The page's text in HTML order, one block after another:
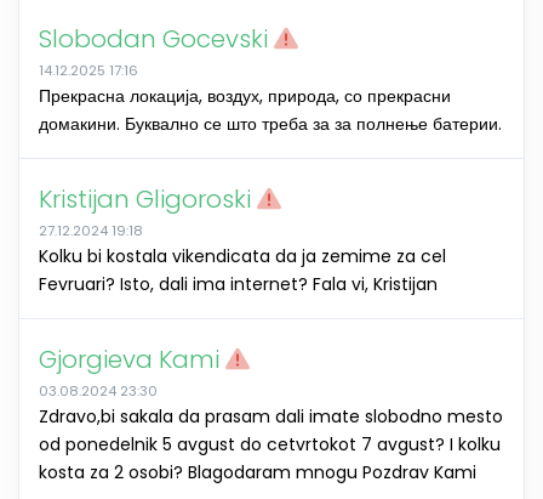
Slobodan Gocevski
14.12.2025 17:16
Прекрасна локација, воздух, природа, со прекрасни
домакини. Буквално се што треба за за полнење батерии.
Kristijan Gligoroski
27.12.2024 19:18
Kolku bi kostala vikendicata da ja zemime za cel
Fevruari? Isto, dali ima internet? Fala vi, Kristijan
Gjorgieva Kami
03.08.2024 23:30
Zdravo,bi sakala da prasam dali imate slobodno mesto
od ponedelnik 5 avgust do cetvrtokot 7 avgust? I kolku
kosta za 2 osobi? Blagodaram mnogu Pozdrav Kami